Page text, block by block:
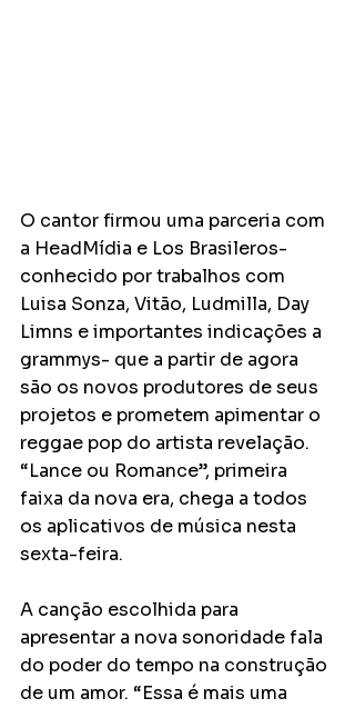
O cantor firmou uma parceria com
a HeadMídia e Los Brasileros-
conhecido por trabalhos com
Luisa Sonza, Vitão, Ludmilla, Day
Limns e importantes indicações a
grammys- que a partir de agora
são os novos produtores de seus
projetos e prometem apimentar o
reggae pop do artista revelação.
“Lance ou Romance”, primeira
faixa da nova era, chega a todos
os aplicativos de música nesta
sexta-feira.
A canção escolhida para
apresentar a nova sonoridade fala
do poder do tempo na construção
de um amor. “Essa é mais uma